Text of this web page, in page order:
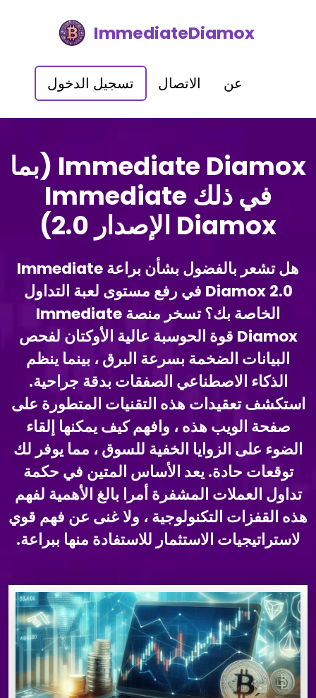
ImmediateDiamox
عن الاتصال تسجيل الدخول
Immediate Diamox (بما
في ذلك Immediate
Diamox الإصدار 2.0)
هل تشعر بالفضول بشأن براعة Immediate
Diamox 2.0 في رفع مستوى لعبة التداول
الخاصة بك؟ تسخر منصة Immediate
Diamox قوة الحوسبة عالية الأوكتان لفحص
البيانات الضخمة بسرعة البرق ، بينما ينظم
الذكاء الاصطناعي الصفقات بدقة جراحية.
استكشف تعقيدات هذه التقنيات المتطورة على
صفحة الويب هذه ، وافهم كيف يمكنها إلقاء
الضوء على الزوايا الخفية للسوق ، مما يوفر لك
توقعات حادة. يعد الأساس المتين في حكمة
تداول العملات المشفرة أمرا بالغ الأهمية لفهم
هذه القفزات التكنولوجية ، ولا غنى عن فهم قوي
لاستراتيجيات الاستثمار للاستفادة منها ببراعة.